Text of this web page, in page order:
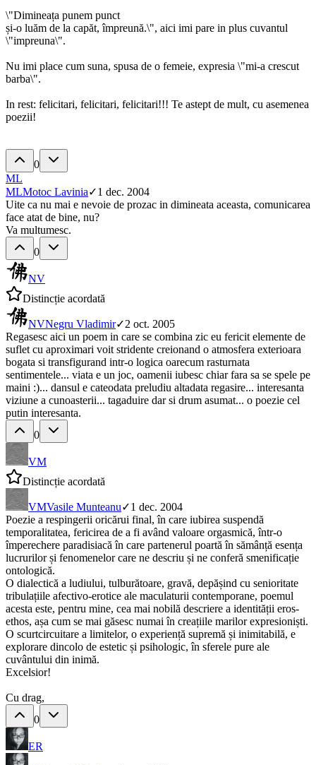
\"Dimineața punem punct
și-o luăm de la capăt, împreună.\", aici imi pare in plus cuvantul
\"impreuna\".
Nu imi place cum suna, spusa de o femeie, expresia \"mi-a crescut
barba\".
In rest: felicitari, felicitari, felicitari!!! Te astept de mult, cu asemenea
poezii!
0
ML
MLMotoc Lavinia✓1 dec. 2004
Uite ca nu mai e nevoie de prozac in dimineata aceasta, comunicarea
face atat de bine, nu?
Va multumesc.
0
NV
Distincție acordată
NVNegru Vladimir✓2 oct. 2005
Regasesc aici un poem in care se combina zic eu fericit elemente de
suflet cu aproximari voit stridente creionand o atmosfera exterioara
bogata si transfigurand intr-o logica oarecum rasturnata
sentimentele... viata e un joc, oamenii iubesc chiar fara sa se spele pe
maini :)... dansul e cateodata preludiu altadata regasire... interesanta
viziune a cunoasterii... tagaduire dar si drum asumat... o poezie cel
putin interesanta.
0
VM
Distincție acordată
VMVasile Munteanu✓1 dec. 2004
Poezie a respingerii oricărui final, în care iubirea suspendă
temporalitatea, fericirea de a fi având valoare orgasmică, într-o
împerechere paradisiacă în care partenerul poartă în sămânță esența
lucrurilor și fenomenelor care ne descriu și ne conferă smenificație
ontologică.
O dialectică a ludiului, tulburătoare, gravă, depășind cu senioritate
tribulațiile afectivo-erotice ale maculaturii contemporane, poemul
acesta este, pentru mine, cea mai nobilă descriere a identității eros-
ethos, așa cum se mai găsesc numai în creațiile marilor expresioniști.
O scurtcircuitare a limitelor, o experiență supremă și inimitabilă, e
explorare dincolo de estetic și psihologic, în sferele pure ale
cuvântului din inimă.
Excelsior!
Cu drag,
0
ER